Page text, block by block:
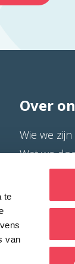
te
van
Over
Wie we zijn
Wat we
Help mee
ANBI/